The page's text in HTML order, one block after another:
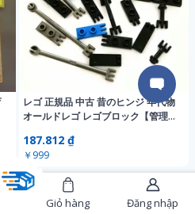
レゴ 正規品 中古 昔のヒンジ 年代物
オールドレゴ レゴブロック【管理番
187.812 ₫
￥999
Giỏ hàng Đăng nhập